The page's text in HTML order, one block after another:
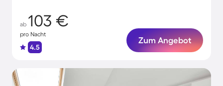
ab 103 €
pro Nacht
4.5
Zum Angebot